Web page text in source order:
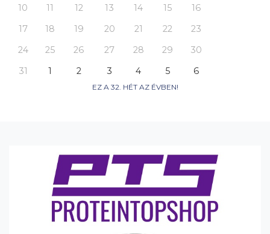
10
11 12 13 14 15
16
17
18 19 20 21 22
23
24
25 26 27 28 29
30
31
1 2 3 4 5 6
EZ A 32. HÉT AZ ÉVBEN!